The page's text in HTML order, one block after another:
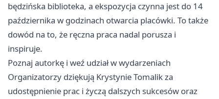
będzińska biblioteka, a ekspozycja czynna jest do 14
października w godzinach otwarcia placówki. To także
dowód na to, że ręczna praca nadal porusza i
inspiruje.
Poznaj autorkę i weź udział w wydarzeniach
Organizatorzy dziękują Krystynie Tomalik za
udostępnienie prac i życzą dalszych sukcesów oraz